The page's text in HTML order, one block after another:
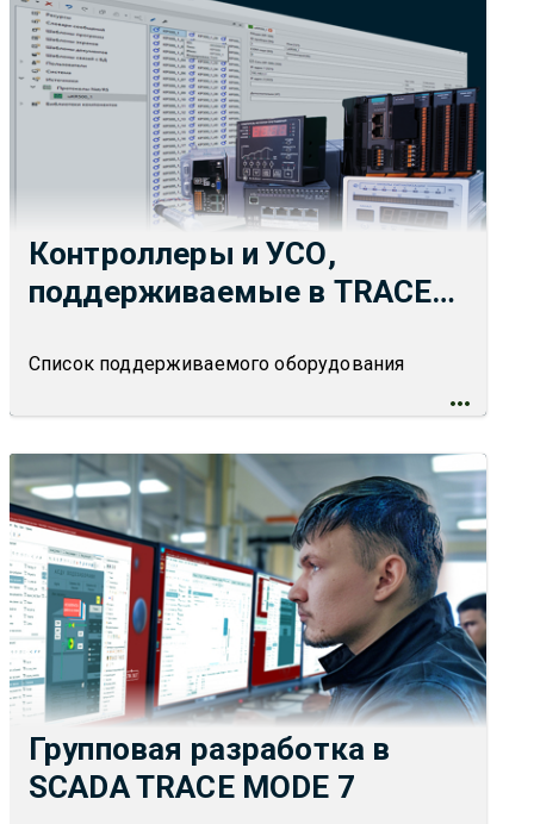
Контроллеры и УСО,
поддерживаемые в TRACE
Список поддерживаемого оборудования
Групповая разработка в
SCADA TRACE MODE 7